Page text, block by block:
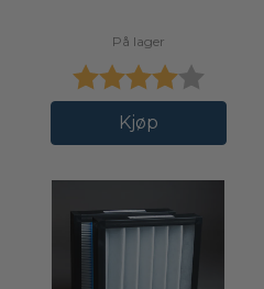
5 mulige
På lager
Karakter:
Kjøp